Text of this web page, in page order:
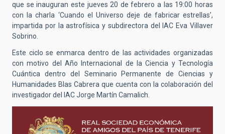
que se inauguran este jueves 20 de febrero a las 19:00 horas
con la charla ‘Cuando el Universo deje de fabricar estrellas’,
impartida por la astrofísica y subdirectora del IAC Eva Villaver
Sobrino.
Este ciclo se enmarca dentro de las actividades organizadas
con motivo del Año Internacional de la Ciencia y Tecnología
Cuántica dentro del Seminario Permanente de Ciencias y
Humanidades Blas Cabrera que cuenta con la colaboración del
investigador del IAC Jorge Martín Camalich.